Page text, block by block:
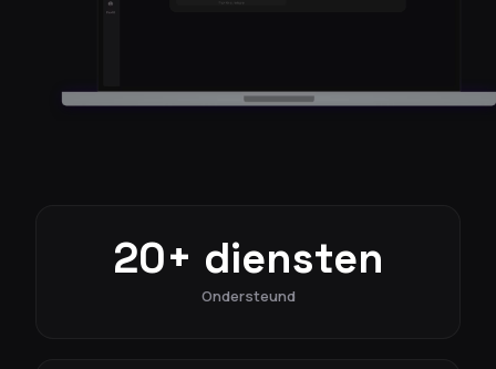
20+ diensten
Ondersteund